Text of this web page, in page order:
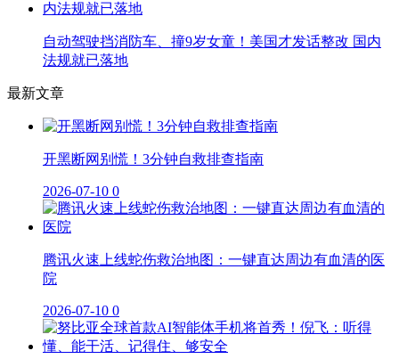
自动驾驶挡消防车、撞9岁女童！美国才发话整改 国内
法规就已落地
最新文章
开黑断网别慌！3分钟自救排查指南
2026-07-10 0
腾讯火速上线蛇伤救治地图：一键直达周边有血清的医
院
2026-07-10 0